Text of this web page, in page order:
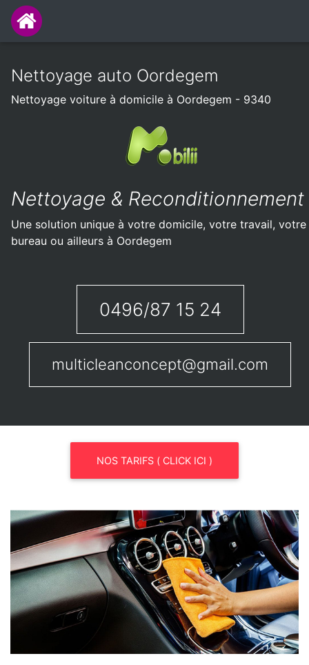
Nettoyage auto Oordegem
Nettoyage voiture à domicile à Oordegem - 9340
Nettoyage & Reconditionnement
Une solution unique à votre domicile, votre travail, votre
bureau ou ailleurs à Oordegem
0496/87 15 24
multicleanconcept@gmail.com
NOS TARIFS ( CLICK ICI )